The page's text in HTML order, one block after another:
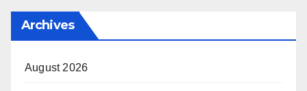
Archives
August 2026